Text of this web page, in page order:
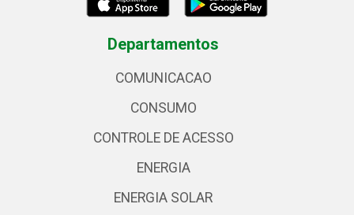
Departamentos
COMUNICACAO
CONSUMO
CONTROLE DE ACESSO
ENERGIA
ENERGIA SOLAR